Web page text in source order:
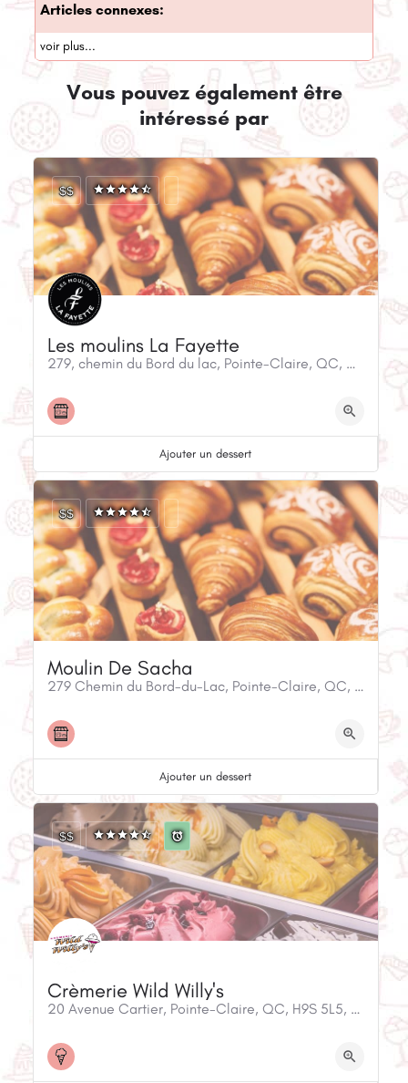
Articles connexes:
voir plus...
Vous pouvez également être
intéressé par
Les moulins La Fayette
279, chemin du Bord du lac, Pointe-Claire, QC, H9S 4L2, Canada
$$
Ajouter un dessert
Moulin De Sacha
279 Chemin du Bord-du-Lac, Pointe-Claire, QC, H9S 4L2, Canada
$$
Ajouter un dessert
Crèmerie Wild Willy's
20 Avenue Cartier, Pointe-Claire, QC, H9S 5L5, Canada
$$